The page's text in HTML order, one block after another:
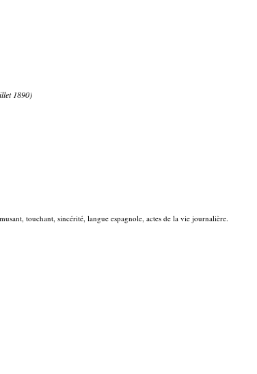
1890)
touchant, sincérité, langue espagnole, actes de la vie journalière.